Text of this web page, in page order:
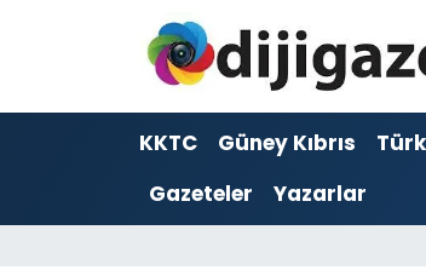
KKTC Güney Kıbrıs
Gazeteler
Yazarlar
ADVERTORIAL
Dijigazete
Hava Durumu
Trafik Durumu